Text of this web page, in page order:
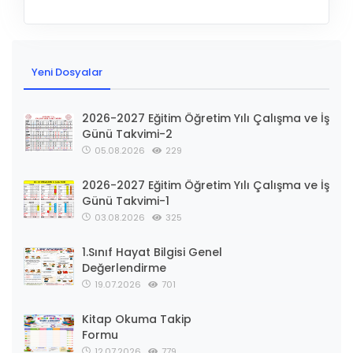
Yeni Dosyalar
2026-2027 Eğitim Öğretim Yılı Çalışma ve İş
Günü Takvimi-2
05.08.2026 229
2026-2027 Eğitim Öğretim Yılı Çalışma ve İş
Günü Takvimi-1
03.08.2026 325
1.Sınıf Hayat Bilgisi Genel
Değerlendirme
19.07.2026 701
Kitap Okuma Takip
Formu